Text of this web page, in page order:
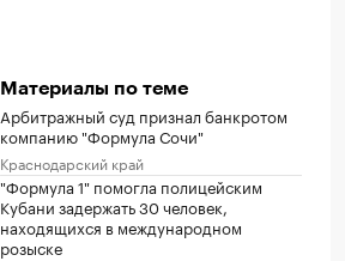
Материалы по теме
Арбитражный суд признал банкротом
компанию "Формула Сочи"
Краснодарский край
"Формула 1" помогла полицейским
Кубани задержать 30 человек,
находящихся в международном
розыске